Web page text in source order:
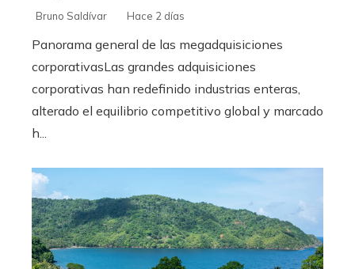
Bruno Saldívar Hace 2 días
Panorama general de las megadquisiciones
corporativasLas grandes adquisiciones
corporativas han redefinido industrias enteras,
alterado el equilibrio competitivo global y marcado
h...